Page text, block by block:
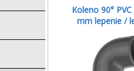
Koleno 90°
mm lepenie /